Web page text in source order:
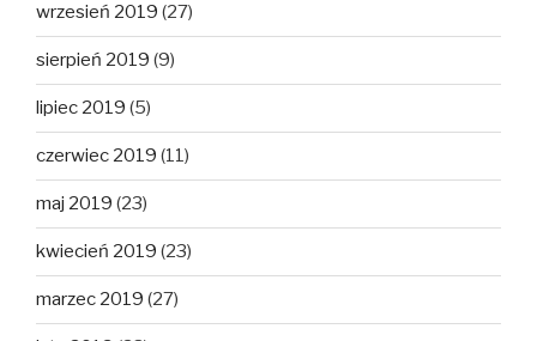
wrzesień 2019 (27)
sierpień 2019 (9)
lipiec 2019 (5)
czerwiec 2019 (11)
maj 2019 (23)
kwiecień 2019 (23)
marzec 2019 (27)